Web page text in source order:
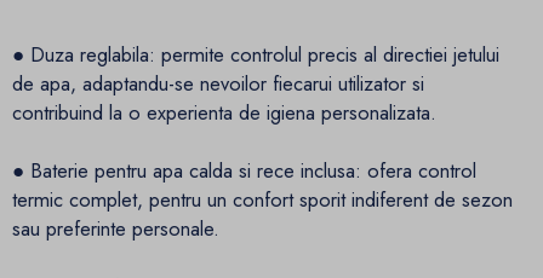
● Duza reglabila: permite controlul precis al directiei jetului
de apa, adaptandu-se nevoilor fiecarui utilizator si
contribuind la o experienta de igiena personalizata.
● Baterie pentru apa calda si rece inclusa: ofera control
termic complet, pentru un confort sporit indiferent de sezon
sau preferinte personale.